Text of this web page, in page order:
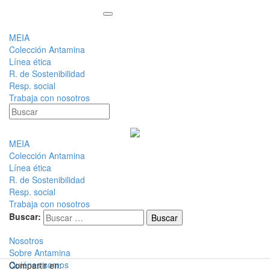
MEIA
Colección Antamina
Línea ética
R. de Sostenibilidad
Resp. social
Trabaja con nosotros
MEIA
Colección Antamina
Línea ética
R. de Sostenibilidad
Resp. social
Trabaja con nosotros
Buscar:
Nosotros
Sobre Antamina
Quiénes somos
Compartir en: